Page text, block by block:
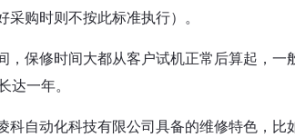
购时则不按此标准执行）。
，保修时间大都从客户试机正常后算起，
一年。
科自动化科技有限公司具备的维修特色，比